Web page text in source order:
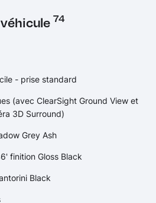
74
- prise standard
(avec ClearSight Ground View et
3D Surround)
Grey Ash
finition Gloss Black
Black